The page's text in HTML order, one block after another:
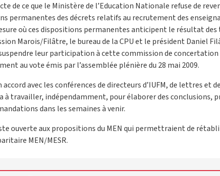
de ce que le Ministère de l’Education Nationale refuse de
permanentes des décrets relatifs au recrutement des
où ces dispositions permanentes anticipent le résultat des
Marois/Filâtre, le bureau de la CPU et le président Daniel
leur participation à cette commission de concertation
au vote émis par l’assemblée plénière du 28 mai 2009.
accord avec les conférences de directeurs d’IUFM, de lettres et
à travailler, indépendamment, pour élaborer des conclusions,
dans les semaines à venir.
ouverte aux propositions du MEN qui permettraient de
MEN/MESR.